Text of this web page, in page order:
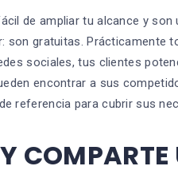
de ampliar tu alcance y
son gratuitas. Prácticamente
sociales, tus clientes
encontrar a sus
referencia para cubrir sus
COMPARTE